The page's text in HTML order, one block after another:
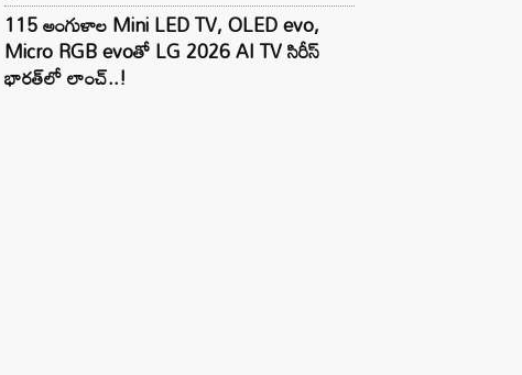
115 అంగుళాల Mini LED TV, OLED evo,
Micro RGB evoతో LG 2026 AI TV సిరీస్
భారత్‌లో లాంచ్..!